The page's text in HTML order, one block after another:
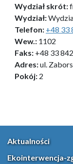
Wydział skrót:
Wydział:
Telefon: +48 33
Wew.: 1102
Faks: +48 33
Adres:ul.
Pokój: 2
Aktualności
Ekointerwencja-